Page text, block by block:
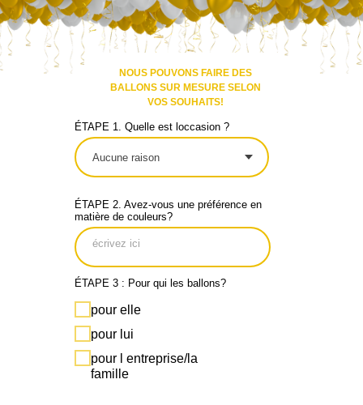
NOUS POUVONS FAIRE DES
BALLONS SUR MESURE SELON
VOS SOUHAITS!
ÉTAPE 1. Quelle est loccasion ?
ÉTAPE 2. Avez-vous une préférence en
matière de couleurs?
ÉTAPE 3 : Pour qui les ballons?
pour elle
pour lui
pour l entreprise/la
famille